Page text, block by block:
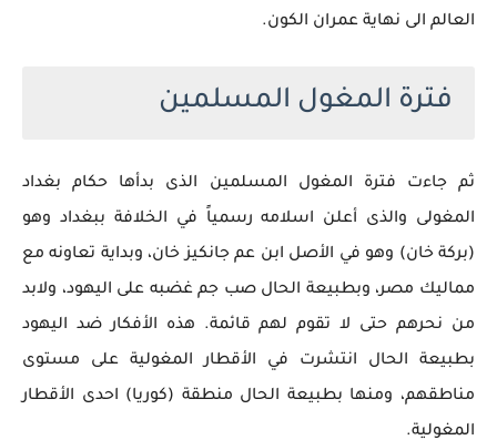
العالم الى نهاية عمران الكون.
فترة المغول المسلمين
ثم جاءت فترة المغول المسلمين الذى بدأها حكام بغداد
المغولى والذى أعلن اسلامه رسمياً في الخلافة ببغداد وهو
(بركة خان) وهو في الأصل ابن عم جانكيز خان، وبداية تعاونه مع
مماليك مصر، وبطبيعة الحال صب جم غضبه على اليهود، ولابد
من نحرهم حتى لا تقوم لهم قائمة. هذه الأفكار ضد اليهود
بطبيعة الحال انتشرت في الأقطار المغولية على مستوى
مناطقهم، ومنها بطبيعة الحال منطقة (كوريا) احدى الأقطار
المغولية.